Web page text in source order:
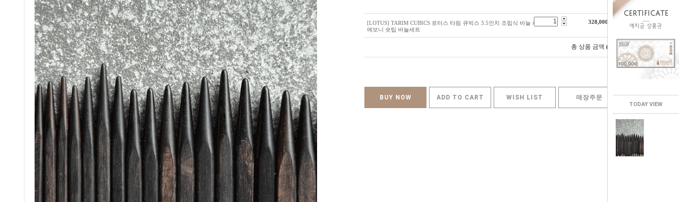
TODAY VIEW
[LOTUS] TARIM CUBICS 로터스 타림 큐빅스 3.5인치 조립식 바늘 세트 /
에보니 숏팁 바늘세트
328,000
총 상품 금액 0
BUY NOW ADD TO CART WISH LIST 매장주문